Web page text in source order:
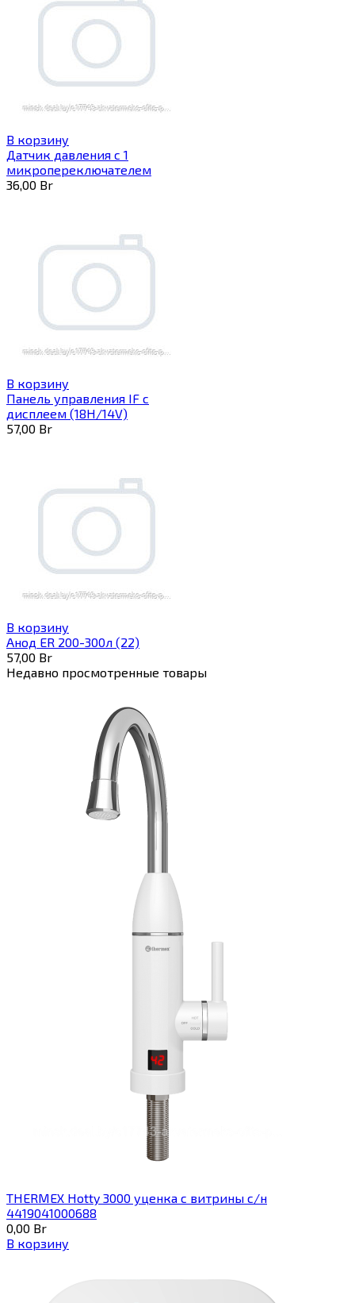
В корзину
Датчик давления с 1
микропереключателем
36,00 Br
В корзину
Панель управления IF с
дисплеем (18H/14V)
57,00 Br
В корзину
Анод ER 200-300л (22)
57,00 Br
Недавно просмотренные товары
THERMEX Hotty 3000 уценка с витрины с/н
4419041000688
0,00 Br
В корзину